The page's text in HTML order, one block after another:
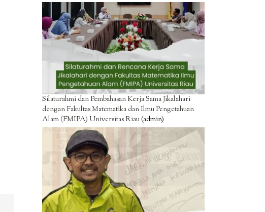
Silaturahmi dan Pembahasan Kerja Sama Jikalahari
dengan Fakultas Matematika dan Ilmu Pengetahuan
Alam (FMIPA) Universitas Riau(admin)